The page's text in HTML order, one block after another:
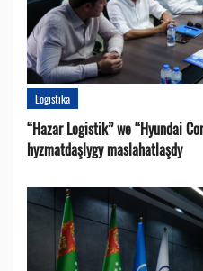
Logistika
“Hazar Logistik” we “Hyundai
hyzmatdaşlygy maslahatlaşdy